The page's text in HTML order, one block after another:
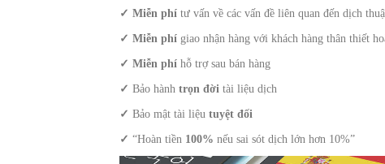
✓ Miễn phí tư vấn về các vấn đề liên quan đến dịch
✓ Miễn phí giao nhận hàng với khách hàng thân thiết
✓ Miễn phí hỗ trợ sau bán hàng
✓ Bảo hành trọn đời tài liệu dịch
✓ Bảo mật tài liệu tuyệt đối
✓ “Hoàn tiền 100% nếu sai sót dịch lớn hơn 10%”